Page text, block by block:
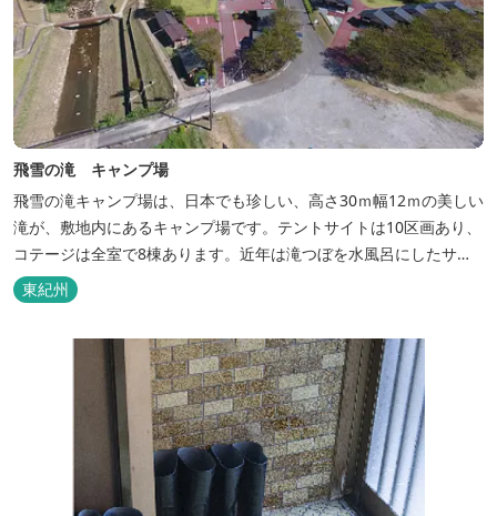
飛雪の滝 キャンプ場
飛雪の滝キャンプ場は、日本でも珍しい、高さ30ｍ幅12ｍの美しい
滝が、敷地内にあるキャンプ場です。テントサイトは10区画あり、
コテージは全室で8棟あります。近年は滝つぼを水風呂にしたサウ
ナが人気です。
東紀州